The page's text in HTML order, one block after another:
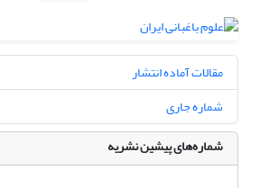
مقالات آماده انتشار
شماره جاری
شماره‌های پیشین نشریه